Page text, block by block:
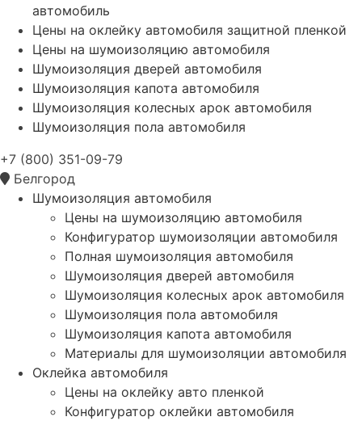
автомобиль
Цены на оклейку автомобиля защитной пленкой
Цены на шумоизоляцию автомобиля
Шумоизоляция дверей автомобиля
Шумоизоляция капота автомобиля
Шумоизоляция колесных арок автомобиля
Шумоизоляция пола автомобиля
+7 (800) 351-09-79
Белгород
Шумоизоляция автомобиля
Цены на шумоизоляцию автомобиля
Конфигуратор шумоизоляции автомобиля
Полная шумоизоляция автомобиля
Шумоизоляция дверей автомобиля
Шумоизоляция колесных арок автомобиля
Шумоизоляция пола автомобиля
Шумоизоляция капота автомобиля
Материалы для шумоизоляции автомобиля
Оклейка автомобиля
Цены на оклейку авто пленкой
Конфигуратор оклейки автомобиля